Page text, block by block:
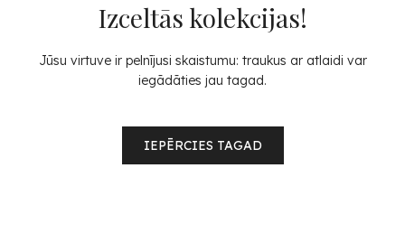
Izceltās kolekcijas!
Jūsu virtuve ir pelnījusi skaistumu: traukus ar atlaidi var
iegādāties jau tagad.
IEPĒRCIES TAGAD